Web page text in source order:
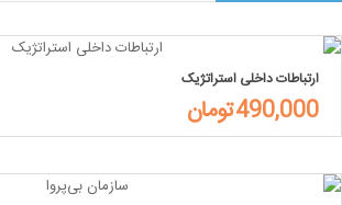
ارتباطات داخلی استراتژیک
490,000تومان